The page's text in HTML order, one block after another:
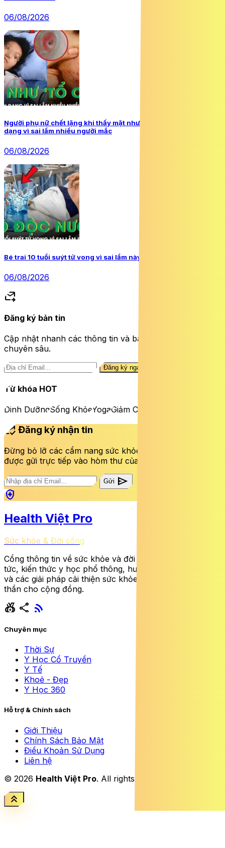
06/08/2026
Người phụ nữ chết lặng khi thấy mặt như ‘tổ ong’, nguy cơ biến
dạng vì sai lầm nhiều người mắc
06/08/2026
Bé trai 10 tuổi suýt tử vong vì sai lầm này khi uống nước
06/08/2026
forward_to_inbox
Đăng ký bản tin
Cập nhật nhanh các thông tin và bài viết sức khỏe
chuyên sâu.
Đăng ký ngay
Từ khóa HOT
Dinh DưỡngSống KhỏeYogaGiảm Cân
mark_email_read Đăng ký nhận tin
Đừng bỏ lỡ các cẩm nang sức khỏe và bài viết mới nhất
được gửi trực tiếp vào hòm thư của bạn mỗi tuần.
Gửi send
health_and_safety
Health Việt Pro
Sức khỏe & Đời sống
Cổng thông tin về sức khỏe và đời sống cung cấp tin
tức, kiến thức y học phổ thông, hướng dẫn dinh dưỡng
và các giải pháp cải thiện sức khỏe thể chất lẫn tinh
thần cho cộng đồng.
social_leaderboard share rss_feed
Chuyên mục
Thời Sự
Y Học Cổ Truyền
Y Tế
Khoẻ - Đẹp
Y Học 360
Hỗ trợ & Chính sách
Giới Thiệu
Chính Sách Bảo Mật
Điều Khoản Sử Dụng
Liên hệ
© 2026 Health Việt Pro. All rights reserved.
keyboard_double_arrow_up